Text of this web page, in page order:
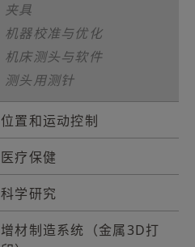
夹具
机器校准与优化
机床测头与软件
测头用测针
位置和运动控制
医疗保健
科学研究
增材制造系统（金属3D打